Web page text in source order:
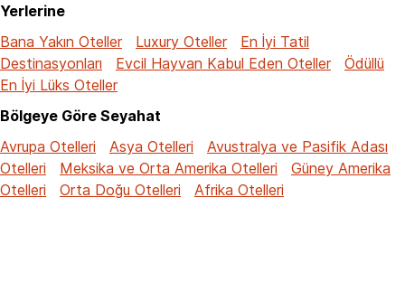
Yerlerine
Bana Yakın Oteller
Luxury Oteller
En İyi Tatil
Destinasyonları
Evcil Hayvan Kabul Eden Oteller
Ödüllü
En İyi Lüks Oteller
Bölgeye Göre Seyahat
Avrupa Otelleri
Asya Otelleri
Avustralya ve Pasifik Adası
Otelleri
Meksika ve Orta Amerika Otelleri
Güney Amerika
Otelleri
Orta Doğu Otelleri Afrika Otelleri